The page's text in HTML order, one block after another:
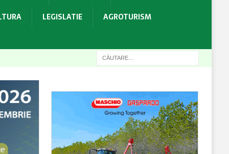
LEGISLATIE
AGROTURISM